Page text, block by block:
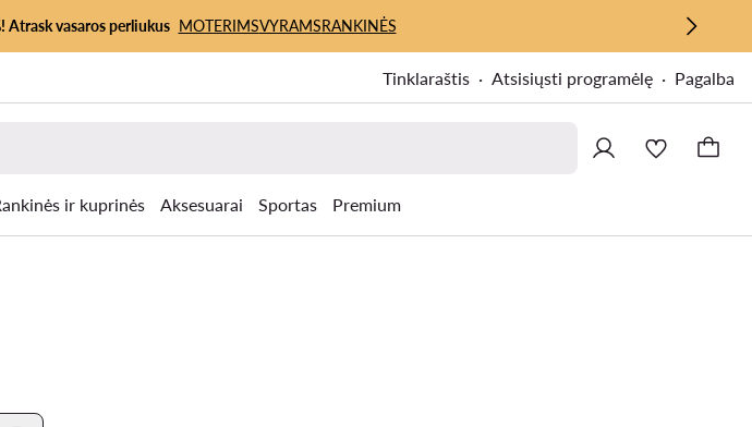
Atrask vasaros perliukus MOTERIMSVYRAMSRANKINĖS
Tinklaraštis Atsisiųsti programėlę Pagalba
ir kuprinės Aksesuarai Sportas Premium